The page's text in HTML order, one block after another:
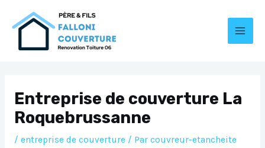
Entreprise de couverture La
Roquebrussanne
/ entreprise de couverture/ Par couvreur-etancheite